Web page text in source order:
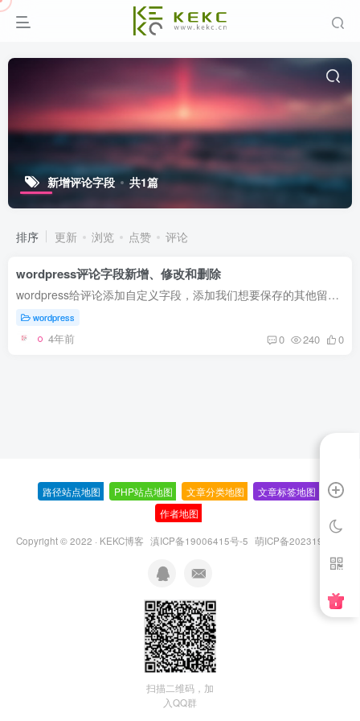
新增评论字段 共1篇
排序 更新 浏览 点赞 评论
wordpress评论字段新增、修改和删除
wordpress给评论添加自定义字段，添加我们想要保存的其他留言评论信息，当然也可以修改和删除。和文章、用户、分类等添加自定义字段有所不同，它更加简单， 新增例子：Movies这个类型的文章评论...
wordpress
4年前 0 240 0
路径站点地图 PHP站点地图 文章分类地图 文章标签地图
作者地图
Copyright © 2022 · KEKC博客 滇ICP备19006415号-5 萌ICP备20231995号
扫描二维码，加
入QQ群